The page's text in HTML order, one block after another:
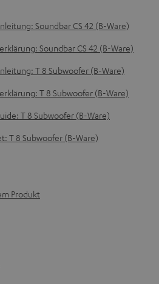
Soundbar CS 42 (B-Ware)
Soundbar CS 42 (B-Ware)
T 8 Subwoofer (B-Ware)
T 8 Subwoofer (B-Ware)
T 8 Subwoofer (B-Ware)
T 8 Subwoofer (B-Ware)
Produkt